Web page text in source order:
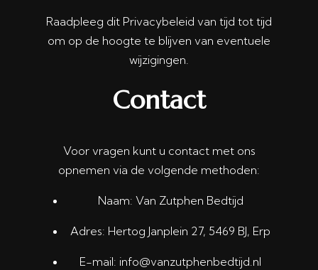
Raadpleeg dit Privacybeleid van tijd tot tijd
om op de hoogte te blijven van eventuele
wijzigingen.
Contact
Voor vragen kunt u contact met ons
opnemen via de volgende methoden:
Naam: Van Zutphen Bedtijd
Adres: Hertog Janplein 27, 5469 BJ, Erp
E-mail: info@vanzutphenbedtijd.nl